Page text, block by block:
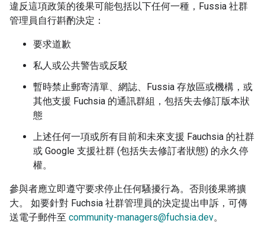
違反這項政策的後果可能包括以下任何一種，Fussia 社群
管理員自行斟酌決定：
要求道歉
私人或公共警告或反駁
暫時禁止郵寄清單、網誌、Fussia 存放區或機構，或
其他支援 Fuchsia 的通訊群組，包括失去修訂版本狀
態
上述任何一項或所有目前和未來支援 Fauchsia 的社群
或 Google 支援社群 (包括失去修訂者狀態) 的永久停
權。
參與者應立即遵守要求停止任何騷擾行為。否則後果將擴
大。 如要針對 Fuchsia 社群管理員的決定提出申訴，可傳
送電子郵件至 community-managers@fuchsia.dev。